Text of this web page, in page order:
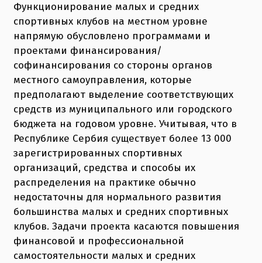
Функционирование малых и средних
спортивных клубов на местном уровне
напрямую обусловлено программами и
проектами финансирования/
софинансирования со стороны органов
местного самоуправления, которые
предполагают выделение соответствующих
средств из муниципального или городского
бюджета на годовом уровне. Учитывая, что в
Республике Сербия существует более 13 000
зарегистрированных спортивных
организаций, средства и способы их
распределения на практике обычно
недостаточны для нормального развития
большинства малых и средних спортивных
клубов. Задачи проекта касаются повышения
финансовой и профессиональной
самостоятельности малых и средних